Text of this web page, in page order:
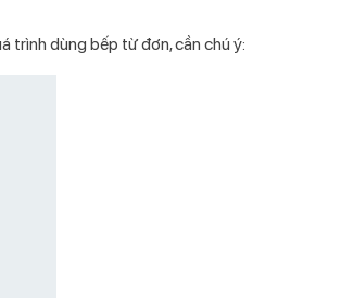
trình dùng bếp từ đơn, cần chú ý: